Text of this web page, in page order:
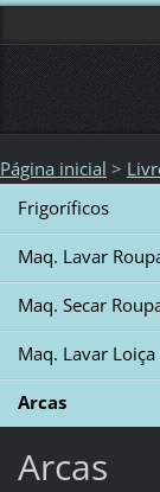
Página inicial >
Frigoríficos
Maq. Lavar
Maq. Secar
Maq. Lavar Loiça
Arcas
Arcas